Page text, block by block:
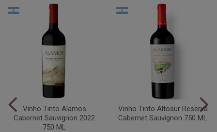
Vinho Tinto Alamos
Cabernet Sauvignon 2022
750 ML
Vinho Tinto Altosur Reserva
Cabernet Sauvignon 750 ML